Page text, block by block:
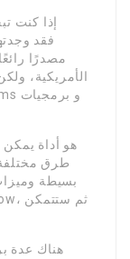
إذا كنت
الأمريكية،
طرق
بسيطة